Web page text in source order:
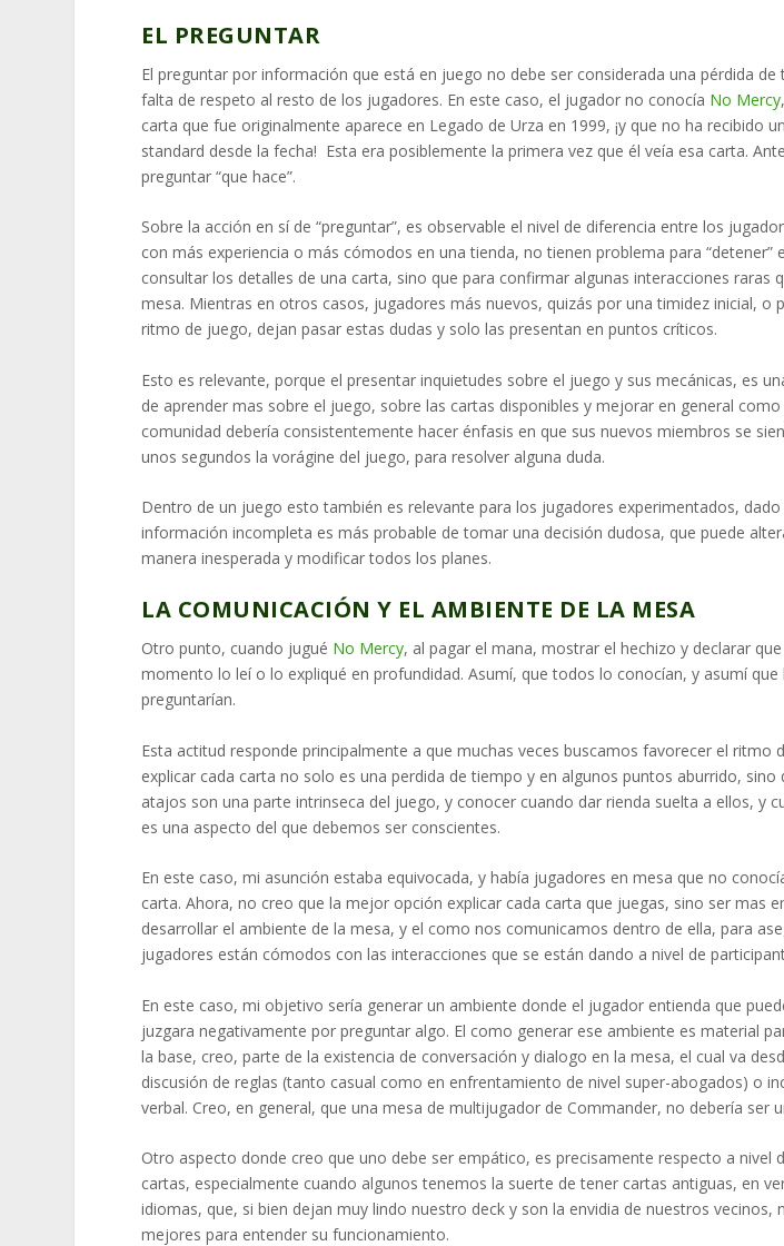
EL PREGUNTAR
El preguntar por información que está en juego no debe ser considerada una pérdida
falta de respeto al resto de los jugadores. En este caso, el jugador no conocía No Mercy
carta que fue originalmente aparece en Legado de Urza en 1999, ¡y que no ha recibido
standard desde la fecha! Esta era posiblemente la primera vez que él veía esa carta.
preguntar “que hace”.
Sobre la acción en sí de “preguntar”, es observable el nivel de diferencia entre los
con más experiencia o más cómodos en una tienda, no tienen problema para “detener”
consultar los detalles de una carta, sino que para confirmar algunas interacciones raras
mesa. Mientras en otros casos, jugadores más nuevos, quizás por una timidez inicial, o
ritmo de juego, dejan pasar estas dudas y solo las presentan en puntos críticos.
Esto es relevante, porque el presentar inquietudes sobre el juego y sus mecánicas, es
de aprender mas sobre el juego, sobre las cartas disponibles y mejorar en general
comunidad debería consistentemente hacer énfasis en que sus nuevos miembros se
unos segundos la vorágine del juego, para resolver alguna duda.
Dentro de un juego esto también es relevante para los jugadores experimentados,
información incompleta es más probable de tomar una decisión dudosa, que puede
manera inesperada y modificar todos los planes.
LA COMUNICACIÓN Y EL AMBIENTE DE LA MESA
Otro punto, cuando jugué No Mercy, al pagar el mana, mostrar el hechizo y declarar
momento lo leí o lo expliqué en profundidad. Asumí, que todos lo conocían, y asumí
preguntarían.
Esta actitud responde principalmente a que muchas veces buscamos favorecer el ritmo
explicar cada carta no solo es una perdida de tiempo y en algunos puntos aburrido, sino
atajos son una parte intrinseca del juego, y conocer cuando dar rienda suelta a ellos, y
es una aspecto del que debemos ser conscientes.
En este caso, mi asunción estaba equivocada, y había jugadores en mesa que no
carta. Ahora, no creo que la mejor opción explicar cada carta que juegas, sino ser mas
desarrollar el ambiente de la mesa, y el como nos comunicamos dentro de ella, para
jugadores están cómodos con las interacciones que se están dando a nivel de
En este caso, mi objetivo sería generar un ambiente donde el jugador entienda que
juzgara negativamente por preguntar algo. El como generar ese ambiente es material
la base, creo, parte de la existencia de conversación y dialogo en la mesa, el cual va
discusión de reglas (tanto casual como en enfrentamiento de nivel super-abogados) o
verbal. Creo, en general, que una mesa de multijugador de Commander, no debería ser
Otro aspecto donde creo que uno debe ser empático, es precisamente respecto a nivel
cartas, especialmente cuando algunos tenemos la suerte de tener cartas antiguas, en
idiomas, que, si bien dejan muy lindo nuestro deck y son la envidia de nuestros vecinos,
mejores para entender su funcionamiento.